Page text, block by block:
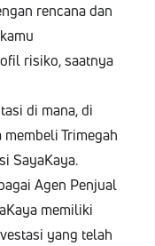
rencana dan
risiko, saatnya
di mana, di
Trimegah
SayaKaya.
Agen Penjual
memiliki
yang telah